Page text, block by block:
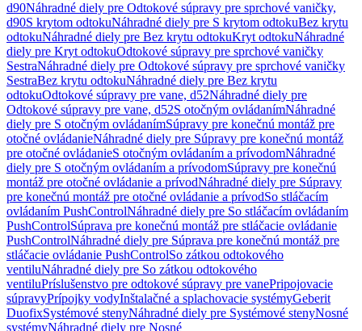
d90Náhradné diely pre Odtokové súpravy pre sprchové vaničky,
d90S krytom odtokuNáhradné diely pre S krytom odtokuBez krytu
odtokuNáhradné diely pre Bez krytu odtokuKryt odtokuNáhradné
diely pre Kryt odtokuOdtokové súpravy pre sprchové vaničky
SestraNáhradné diely pre Odtokové súpravy pre sprchové vaničky
SestraBez krytu odtokuNáhradné diely pre Bez krytu
odtokuOdtokové súpravy pre vane, d52Náhradné diely pre
Odtokové súpravy pre vane, d52S otočným ovládanímNáhradné
diely pre S otočným ovládanímSúpravy pre konečnú montáž pre
otočné ovládanieNáhradné diely pre Súpravy pre konečnú montáž
pre otočné ovládanieS otočným ovládaním a prívodomNáhradné
diely pre S otočným ovládaním a prívodomSúpravy pre konečnú
montáž pre otočné ovládanie a prívodNáhradné diely pre Súpravy
pre konečnú montáž pre otočné ovládanie a prívodSo stláčacím
ovládaním PushControlNáhradné diely pre So stláčacím ovládaním
PushControlSúprava pre konečnú montáž pre stláčacie ovládanie
PushControlNáhradné diely pre Súprava pre konečnú montáž pre
stláčacie ovládanie PushControlSo zátkou odtokového
ventiluNáhradné diely pre So zátkou odtokového
ventiluPríslušenstvo pre odtokové súpravy pre vanePripojovacie
súpravyPrípojky vodyInštalačné a splachovacie systémyGeberit
DuofixSystémové stenyNáhradné diely pre Systémové stenyNosné
systémyNáhradné diely pre Nosné